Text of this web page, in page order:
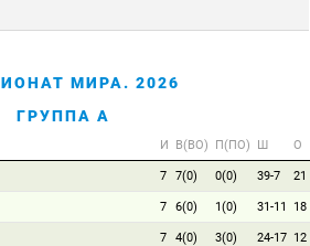
МИРА. 2026
ГРУППА A
И В(ВО) П(ПО) Ш О
7 7(0) 0(0) 39-7 21
7 6(0) 1(0) 31-11 18
7 4(0) 3(0) 24-17 12